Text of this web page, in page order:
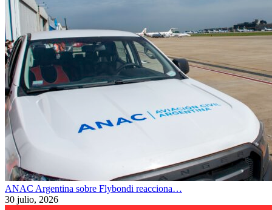
ANAC Argentina sobre Flybondi reacciona…
30 julio, 2026